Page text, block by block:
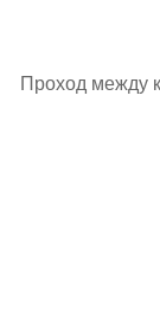
Проход между